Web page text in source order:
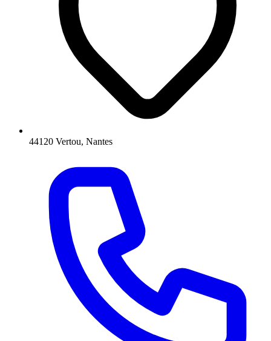
44120 Vertou, Nantes